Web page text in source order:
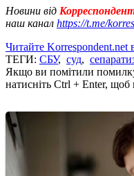
Новини від
наш канал https://t.me/
Читайте Korrespondent.net
ТЕГИ: СБУ, суд,
Якщо ви помітили
натисніть Ctrl + Enter,